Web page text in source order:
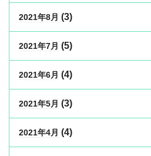
2021年8月 (3)
2021年7月 (5)
2021年6月 (4)
2021年5月 (3)
2021年4月 (4)